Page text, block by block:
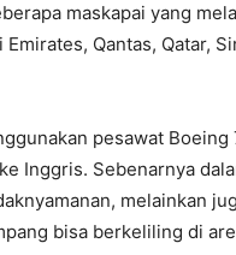
maskapai yang
Qantas, Qatar,
pesawat
Inggris. Sebenarnya
melainkan
bisa berkeliling di